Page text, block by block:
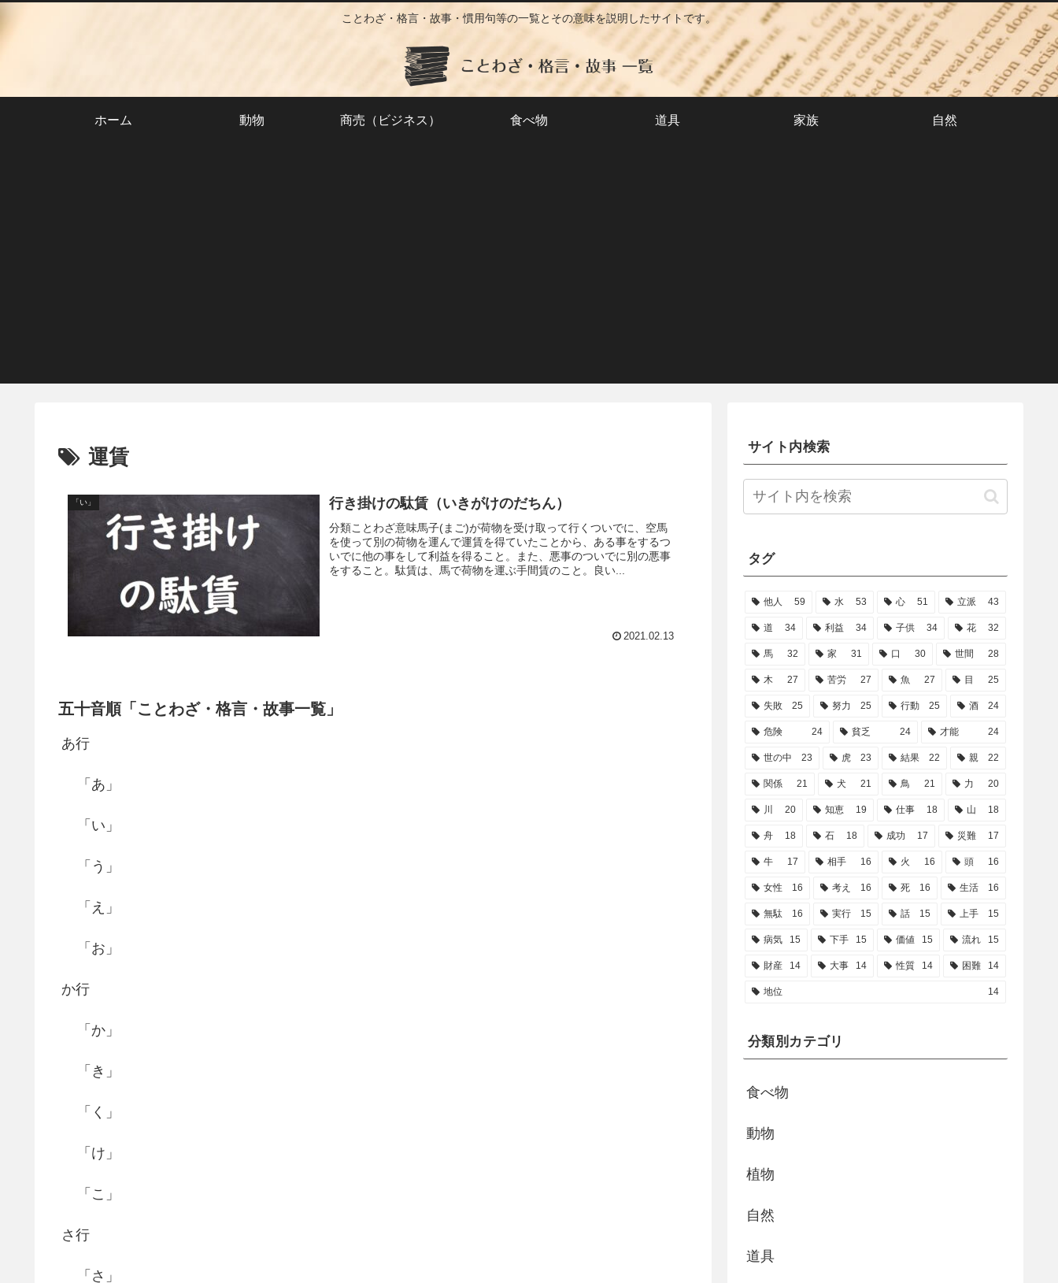
ことわざ・格言・故事・慣用句等の一覧とその意味を説明したサイトです。
ホーム 動物 商売（ビジネス） 食べ物 道具 家族 自然
運賃
「い」 行き掛けの駄賃（いきがけのだちん）
分類ことわざ意味馬子(まご)が荷物を受け取って行くついでに、空馬
を使って別の荷物を運んで運賃を得ていたことから、ある事をするつ
いでに他の事をして利益を得ること。また、悪事のついでに別の悪事
をすること。駄賃は、馬で荷物を運ぶ手間賃のこと。良い...
2021.02.13
五十音順「ことわざ・格言・故事一覧」
あ行
「あ」
「い」
「う」
「え」
「お」
か行
「か」
「き」
「く」
「け」
「こ」
さ行
「さ」
サイト内検索
タグ
他人 59 水 53 心 51 立派 43
道 34 利益 34 子供 34 花 32
馬 32 家 31 口 30 世間 28
木 27 苦労 27 魚 27 目 25
失敗 25 努力 25 行動 25 酒 24
危険 24 貧乏 24 才能 24
世の中 23 虎 23 結果 22 親 22
関係 21 犬 21 鳥 21 力 20
川 20 知恵 19 仕事 18 山 18
舟 18 石 18 成功 17 災難 17
牛 17 相手 16 火 16 頭 16
女性 16 考え 16 死 16 生活 16
無駄 16 実行 15 話 15 上手 15
病気 15 下手 15 価値 15 流れ 15
財産 14 大事 14 性質 14 困難 14
地位 14
分類別カテゴリ
食べ物
動物
植物
自然
道具